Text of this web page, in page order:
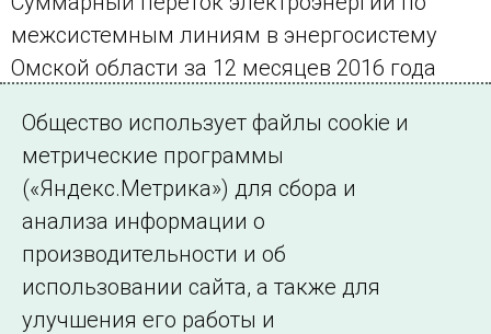
межсистемным линиям в энергосистему
Омской области за 12 месяцев 2016 года
больше аналогичного показателя 2015 года.
← Все публикации
Подписаться на новости
Общество использует файлы cookie и
метрические программы
(«Яндекс.Метрика») для сбора и
анализа информации о
производительности и об
использовании сайта, а также для
улучшения его работы и